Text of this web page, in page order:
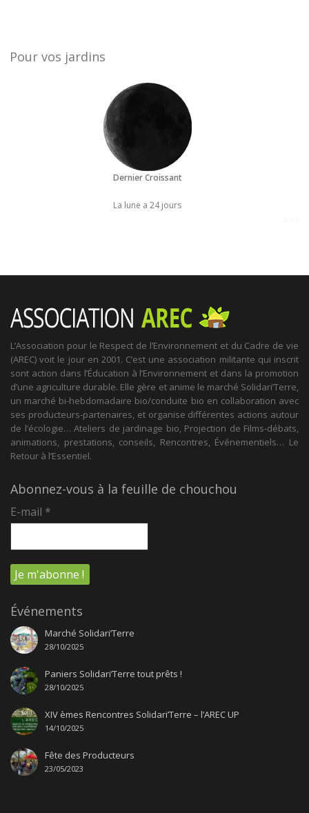
Pour vos jardins
Dernier Croissant
La lune a 24 jours
L’Association pour le Respect de l’Environnement et du Cadre de vie
(AREC) voit le jour en 2001. C’est une association militante qui inscrit
sont action dans l’Éducation à l’Environnement et dans la promotion
d’une agriculture durable. Elle gère et anime le marché Solidari’Terre,
un marché bi-hebdomadaire bio/conduite bio en collaboration avec
ses producteurs-partenaires, et organise différentes actions autour
de l’écologie… Ateliers de jardinage bio, Projection de Films-débats,
animations, prestations, conseils, Rencontres, Événementiels… Le
Retour à l’Essentiel.
Abonnez-vous à la feuille de chouchou
E-mail *
Événements
Marché Solidari’Terre
28/10/2025
Paniers Solidari’Terre tout prêts !
28/10/2025
XIV èmes Rencontres Solidari’Terre – l’AREC UP
14/10/2025
Fête des Producteurs
23/05/2023